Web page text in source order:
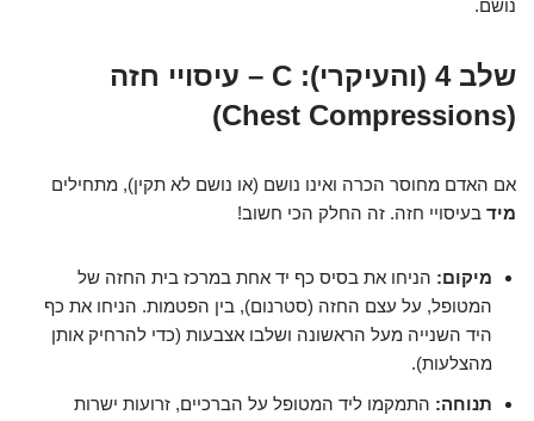
נושם.
שלב 4 (והעיקרי): C – עיסויי חזה
(Chest Compressions)
אם האדם מחוסר הכרה ואינו נושם (או נושם לא תקין), מתחילים
מיד בעיסויי חזה. זה החלק הכי חשוב!
מיקום: הניחו את בסיס כף יד אחת במרכז בית החזה של
המטופל, על עצם החזה (סטרנום), בין הפטמות. הניחו את כף
היד השנייה מעל הראשונה ושלבו אצבעות (כדי להרחיק אותן
מהצלעות).
תנוחה: התמקמו ליד המטופל על הברכיים, זרועות ישרות